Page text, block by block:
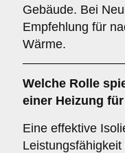
Gebäude. Bei
Empfehlung für
Wärme.
Welche Rolle
einer Heizung
Eine effektive